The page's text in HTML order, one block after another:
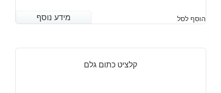
מידע נוסף הוסף לסל מידע נוסף
קלציט כתום גלם